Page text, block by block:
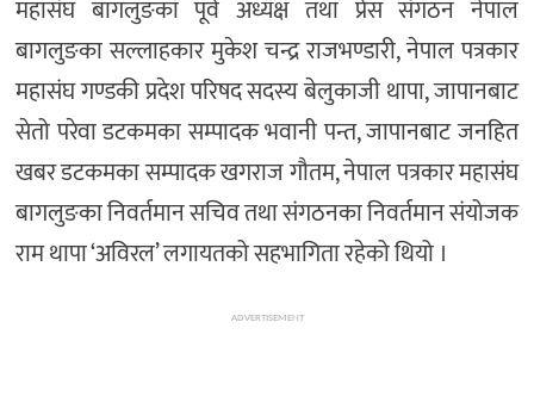
महासंघ बागलुङका पूर्व अध्यक्ष तथा प्रेस संगठन नेपाल
बागलुङका सल्लाहकार मुकेश चन्द्र राजभण्डारी, नेपाल पत्रकार
महासंघ गण्डकी प्रदेश परिषद सदस्य बेलुकाजी थापा, जापानबाट
सेतो परेवा डटकमका सम्पादक भवानी पन्त, जापानबाट जनहित
खबर डटकमका सम्पादक खगराज गौतम, नेपाल पत्रकार महासंघ
बागलुङका निवर्तमान सचिव तथा संगठनका निवर्तमान संयोजक
राम थापा ‘अविरल’ लगायतको सहभागिता रहेको थियो ।
ADVERTISEMENT